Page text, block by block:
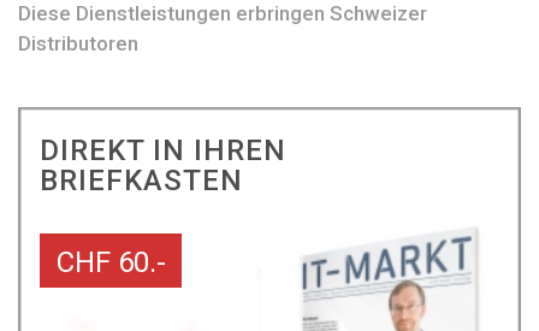
Diese Dienstleistungen erbringen Schweizer
Distributoren
DIREKT IN IHREN
BRIEFKASTEN
CHF 60.-